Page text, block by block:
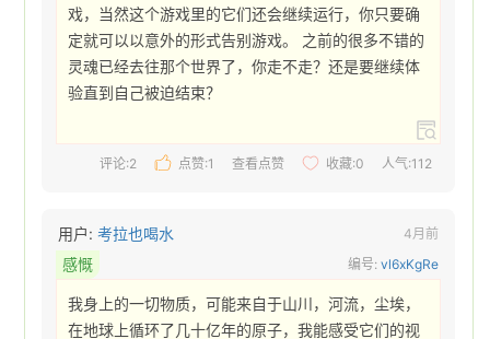
戏，当然这个游戏里的它们还会继续运行，你只要确
定就可以以意外的形式告别游戏。 之前的很多不错的
灵魂已经去往那个世界了，你走不走？还是要继续体
验直到自己被迫结束？
评论:2 点赞:1 查看点赞 收藏:0 人气:112
用户:考拉也喝水 4月前
感慨 编号:vl6xKgRe
我身上的一切物质，可能来自于山川，河流，尘埃，
在地球上循环了几十亿年的原子，我能感受它们的视